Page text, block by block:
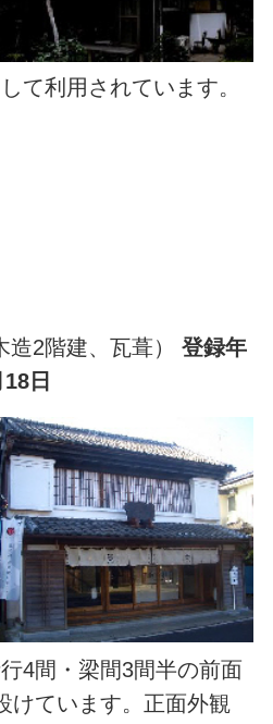
て利用されています。
造2階建、瓦葺） 登録年
日
4間・梁間3間半の前面
けています。正面外観